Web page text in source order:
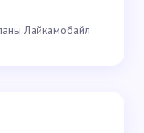
Лайкамобайл